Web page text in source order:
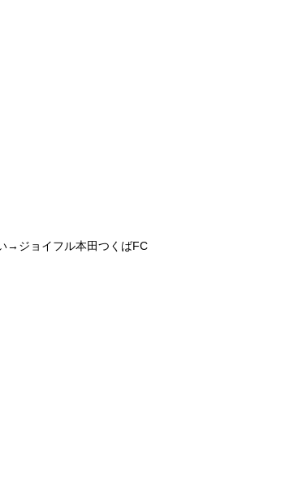
→ジョイフル本田つくばFC